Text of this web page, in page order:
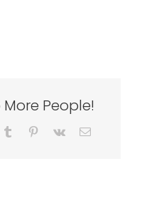
People!
Tumblr Pinterest
Vk Email